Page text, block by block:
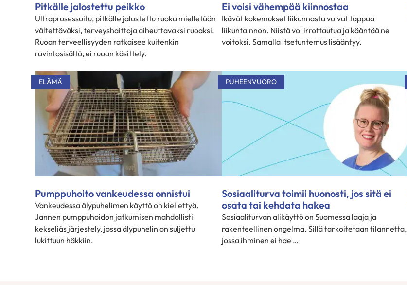
Pitkälle jalostettu peikko
Ultraprosessoitu, pitkälle jalostettu ruoka mielletään
vältettäväksi, terveyshaittoja aiheuttavaksi ruoaksi.
Ruoan terveellisyyden ratkaisee kuitenkin
ravintosisältö, ei ruoan käsittely.
Ei voisi vähempää kiinnostaa
Ikävät kokemukset liikunnasta voivat tappaa
liikuntainnon. Niistä voi irrottautua ja kääntää ne
voitoksi. Samalla itsetuntemus lisääntyy.
ELÄMÄ
Pumppuhoito vankeudessa onnistui
Vankeudessa älypuhelimen käyttö on kiellettyä.
Jannen pumppuhoidon jatkumisen mahdollisti
kekseliäs järjestely, jossa älypuhelin on suljettu
lukittuun häkkiin.
PUHEENVUORO
Sosiaaliturva toimii huonosti, jos sitä ei
osata tai kehdata hakea
Sosiaaliturvan alikäyttö on Suomessa laaja ja
rakenteellinen ongelma. Sillä tarkoitetaan tilannetta,
jossa ihminen ei hae …